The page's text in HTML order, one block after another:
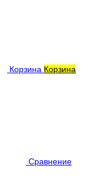
Корзина Корзина
Сравнение